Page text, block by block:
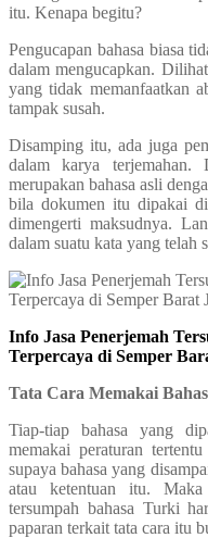
itu. Kenapa begitu?
Pengucapan bahasa biasa
dalam mengucapkan.
yang tidak memanfaatkan
tampak susah.
Disamping itu, ada juga
dalam karya
merupakan bahasa asli
bila dokumen itu dipakai
dimengerti maksudnya.
dalam suatu kata yang telah
Info Jasa Penerjemah
Terpercaya di Semper
Tata Cara Memakai
Tiap-tiap bahasa yang
memakai peraturan
supaya bahasa yang
atau ketentuan itu.
tersumpah bahasa Turki
paparan terkait tata cara itu